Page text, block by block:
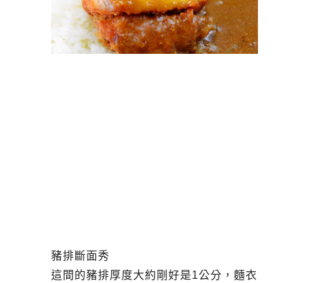
豬排斷面秀
這間的豬排厚度大約剛好是1公分，麵衣